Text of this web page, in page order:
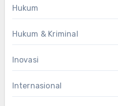
Hukum
Hukum & Kriminal
Inovasi
Internasional